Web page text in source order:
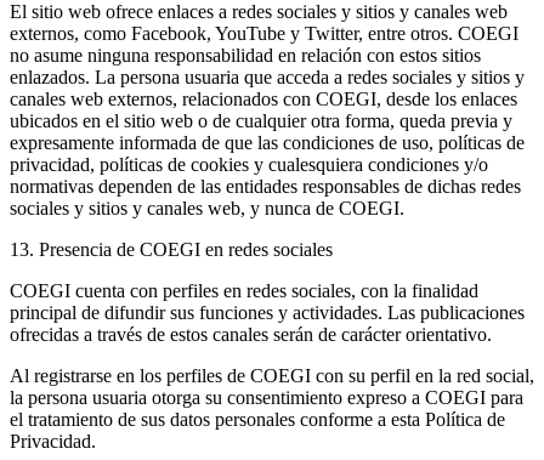
El sitio web ofrece enlaces a redes sociales y sitios y canales web
externos, como Facebook, YouTube y Twitter, entre otros. COEGI
no asume ninguna responsabilidad en relación con estos sitios
enlazados. La persona usuaria que acceda a redes sociales y sitios y
canales web externos, relacionados con COEGI, desde los enlaces
ubicados en el sitio web o de cualquier otra forma, queda previa y
expresamente informada de que las condiciones de uso, políticas de
privacidad, políticas de cookies y cualesquiera condiciones y/o
normativas dependen de las entidades responsables de dichas redes
sociales y sitios y canales web, y nunca de COEGI.
13. Presencia de COEGI en redes sociales
COEGI cuenta con perfiles en redes sociales, con la finalidad
principal de difundir sus funciones y actividades. Las publicaciones
ofrecidas a través de estos canales serán de carácter orientativo.
Al registrarse en los perfiles de COEGI con su perfil en la red social,
la persona usuaria otorga su consentimiento expreso a COEGI para
el tratamiento de sus datos personales conforme a esta Política de
Privacidad.